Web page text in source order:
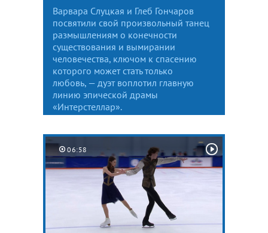
Варвара Слуцкая и Глеб Гончаров
посвятили свой произвольный танец
размышлениям о конечности
существования и вымирании
человечества, ключом к спасению
которого может стать только
любовь, — дуэт воплотил главную
линию эпической драмы
«Интерстеллар».
06:58